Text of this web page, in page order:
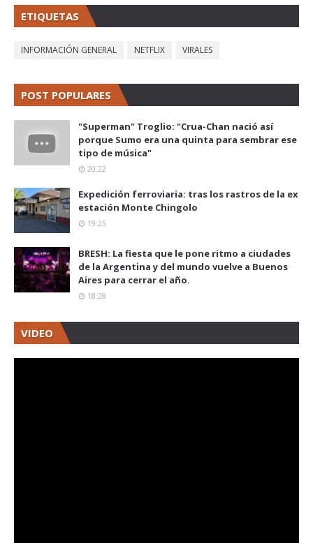
ETIQUETAS
INFORMACIÓN GENERAL NETFLIX VIRALES
POST POPULARES
"Superman" Troglio: "Crua-Chan nació así
porque Sumo era una quinta para sembrar ese
tipo de música"
20:22
Expedición ferroviaria: tras los rastros de la ex
estación Monte Chingolo
19:25
BRESH: La fiesta que le pone ritmo a ciudades
de la Argentina y del mundo vuelve a Buenos
Aires para cerrar el año.
18:28
VIDEO